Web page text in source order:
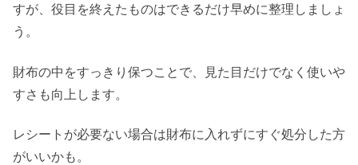
すが、役目を終えたものはできるだけ早めに整理しましょ
う。
財布の中をすっきり保つことで、見た目だけでなく使いや
すさも向上します。
レシートが必要ない場合は財布に入れずにすぐ処分した方
がいいかも。